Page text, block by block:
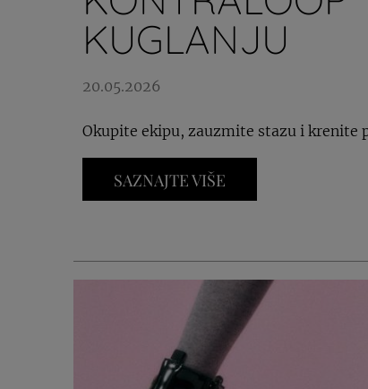
KUGLANJU
20.05.2026
Okupite ekipu, zauzmite stazu i krenite
SAZNAJTE VIŠE